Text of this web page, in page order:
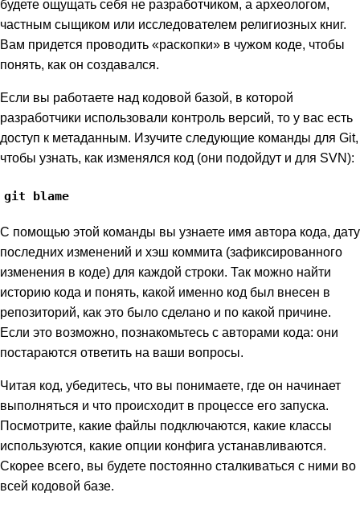
будете ощущать себя не разработчиком, а археологом,
частным сыщиком или исследователем религиозных книг.
Вам придется проводить «раскопки» в чужом коде, чтобы
понять, как он создавался.
Если вы работаете над кодовой базой, в которой
разработчики использовали контроль версий, то у вас есть
доступ к метаданным. Изучите следующие команды для Git,
чтобы узнать, как изменялся код (они подойдут и для SVN):
git blame
С помощью этой команды вы узнаете имя автора кода, дату
последних изменений и хэш коммита (зафиксированного
изменения в коде) для каждой строки. Так можно найти
историю кода и понять, какой именно код был внесен в
репозиторий, как это было сделано и по какой причине.
Если это возможно, познакомьтесь с авторами кода: они
постараются ответить на ваши вопросы.
Читая код, убедитесь, что вы понимаете, где он начинает
выполняться и что происходит в процессе его запуска.
Посмотрите, какие файлы подключаются, какие классы
используются, какие опции конфига устанавливаются.
Скорее всего, вы будете постоянно сталкиваться с ними во
всей кодовой базе.